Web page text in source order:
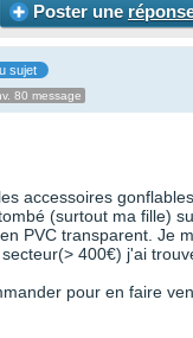
Poster une
sujet
80 message
accessoires
(surtout ma fille)
PVC transparent. Je
400€) j'ai
pour en faire